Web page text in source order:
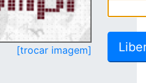
[trocar imagem]